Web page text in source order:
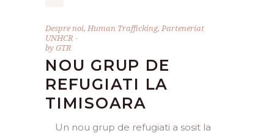
Despre noi, Human Trafficking, Parteneriat
UNHCR
byGTR
NOU GRUP DE
REFUGIATI LA
TIMISOARA
Un nou grup de refugiati a sosit la